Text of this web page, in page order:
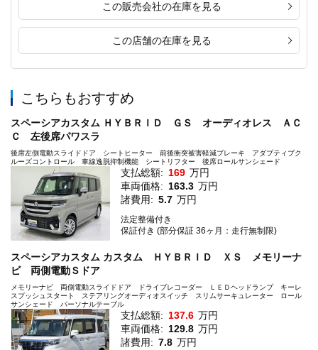
この販売会社の在庫を見る
この店舗の在庫を見る
こちらもおすすめ
スペーシアカスタム ＨＹＢＲＩＤ ＧＳ オーディオレス ＡＣ
Ｃ 左後席パワスラ
後席左側電動スライドドア シートヒーター 前後衝突被害軽減ブレーキ アダプティブク
ルーズコントロール 車線逸脱抑制機能 シートリフター 後席ロールサンシェード
支払総額: 169 万円
車両価格: 163.3 万円
諸費用: 5.7 万円
法定整備付き
保証付き (部分保証 36ヶ月：走行無制限)
スペーシアカスタム カスタム ＨＹＢＲＩＤ ＸＳ メモリーナ
ビ 両側電動Ｓドア
メモリーナビ 両側電動スライドドア ドライブレコーダー ＬＥＤヘッドランプ キーレ
スプッシュスタート ステアリングオーディオスイッチ スリムサーキュレーター ロール
サンシェード パーソナルテーブル
支払総額: 137.6 万円
車両価格: 129.8 万円
諸費用: 7.8 万円